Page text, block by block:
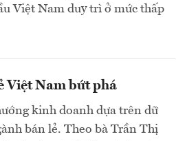
Việt Nam duy trì ở mức thấp
Việt Nam bứt phá
kinh doanh dựa trên dữ
bán lẻ. Theo bà Trần Thị